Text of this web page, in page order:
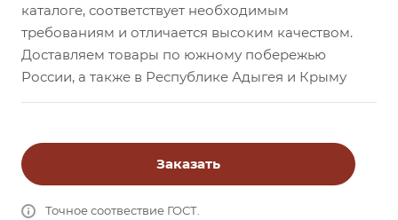
каталоге, соответствует необходимым
требованиям и отличается высоким качеством.
Доставляем товары по южному побережью
России, а также в Республике Адыгея и Крыму
Заказать
Точное соотвествие ГОСТ.